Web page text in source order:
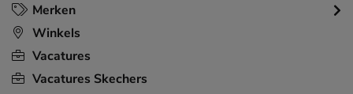
Merken
Winkels
Vacatures
Vacatures Skechers